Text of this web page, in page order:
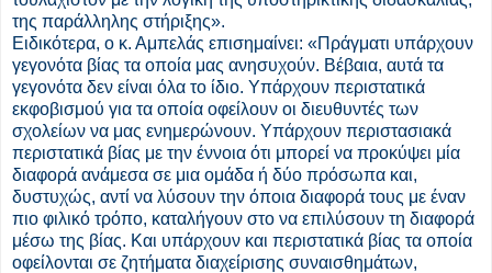
της παράλληλης στήριξης».
Ειδικότερα, ο κ. Αμπελάς επισημαίνει: «Πράγματι υπάρχουν
γεγονότα βίας τα οποία μας ανησυχούν. Βέβαια, αυτά τα
γεγονότα δεν είναι όλα το ίδιο. Υπάρχουν περιστατικά
εκφοβισμού για τα οποία οφείλουν οι διευθυντές των
σχολείων να μας ενημερώνουν. Υπάρχουν περιστασιακά
περιστατικά βίας με την έννοια ότι μπορεί να προκύψει μία
διαφορά ανάμεσα σε μια ομάδα ή δύο πρόσωπα και,
δυστυχώς, αντί να λύσουν την όποια διαφορά τους με έναν
πιο φιλικό τρόπο, καταλήγουν στο να επιλύσουν τη διαφορά
μέσω της βίας. Και υπάρχουν και περιστατικά βίας τα οποία
οφείλονται σε ζητήματα διαχείρισης συναισθημάτων,